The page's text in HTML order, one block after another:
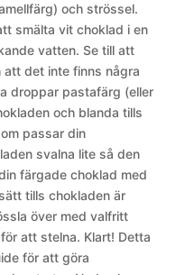
och strössel.
smälta vit choklad i en
vatten. Se till att
att det inte finns några
droppar pastafärg (eller
och blanda tills
passar din
svalna lite så den
färgade choklad med
tills chokladen är
över med valfritt
att stelna. Klart! Detta
för att göra